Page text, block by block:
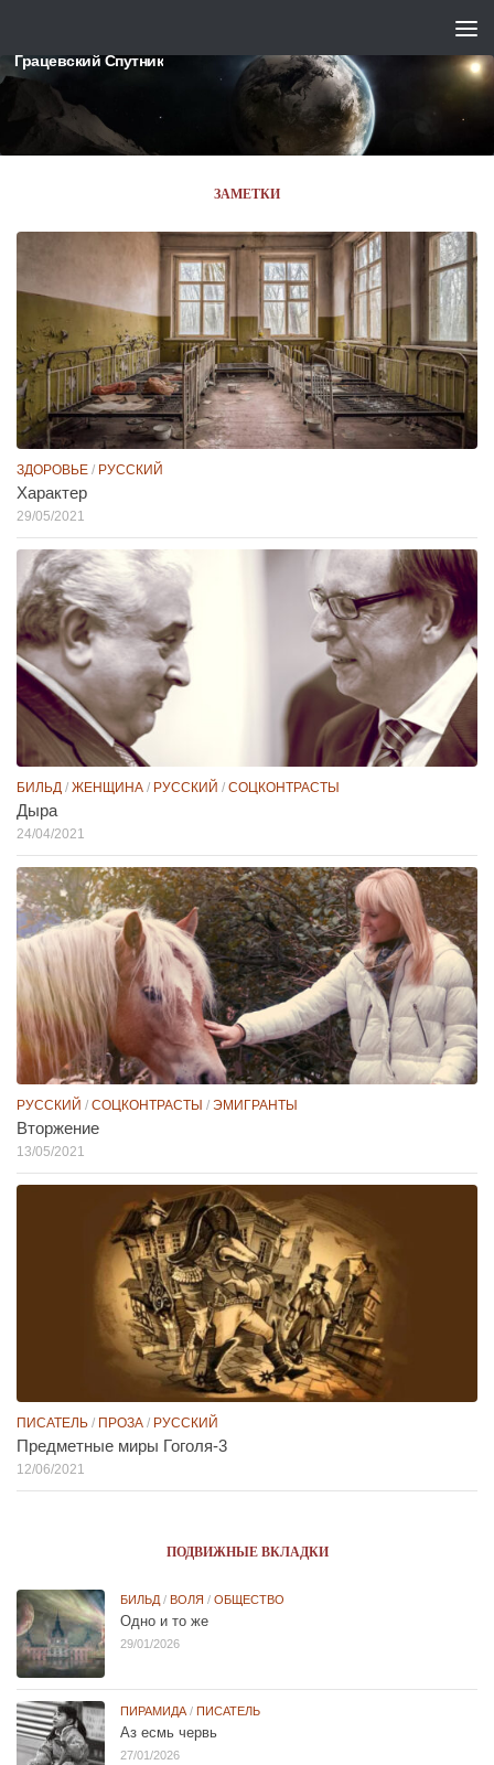
Грацевский Спутник
ЗАМЕТКИ
ЗДОРОВЬЕ / РУССКИЙ
Характер
29/05/2021
БИЛЬД / ЖЕНЩИНА / РУССКИЙ / СОЦКОНТРАСТЫ
Дыра
24/04/2021
РУССКИЙ / СОЦКОНТРАСТЫ / ЭМИГРАНТЫ
Вторжение
13/05/2021
ПИСАТЕЛЬ / ПРОЗА / РУССКИЙ
Предметные миры Гоголя-3
12/06/2021
ПОДВИЖНЫЕ ВКЛАДКИ
БИЛЬД / ВОЛЯ / ОБЩЕСТВО
Одно и то же
29/01/2026
ПИРАМИДА / ПИСАТЕЛЬ
Аз есмь червь
27/01/2026